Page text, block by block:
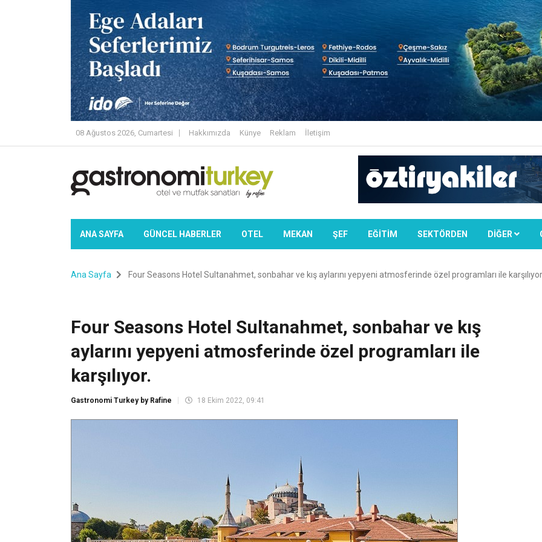
08 Ağustos 2026, Cumartesi Hakkımızda Künye Reklam İletişim
ANA SAYFA GÜNCEL HABERLER OTEL MEKAN ŞEF EĞİTİM SEKTÖRDEN DIĞER
Ana Sayfa Four Seasons Hotel Sultanahmet, sonbahar ve kış aylarını yepyeni atmosferinde özel programları ile
Four Seasons Hotel Sultanahmet, sonbahar ve kış
aylarını yepyeni atmosferinde özel programları ile
karşılıyor.
Gastronomi Turkey by Rafine 18 Ekim 2022, 09:41